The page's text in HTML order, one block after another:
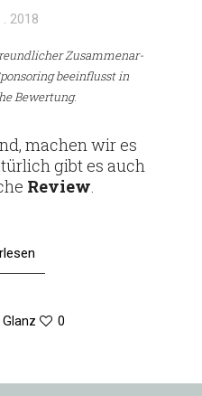
. 2018
Zusam­men­ar­
beein­flusst in
Bewer­tung.
machen wir es
gibt es auch
Review.
Glanz 0